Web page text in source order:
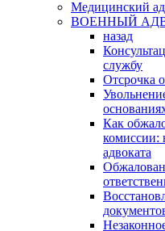
Медицинский
ВОЕННЫЙ
назад
службу
Отсрочка
Как
комиссии:
адвоката